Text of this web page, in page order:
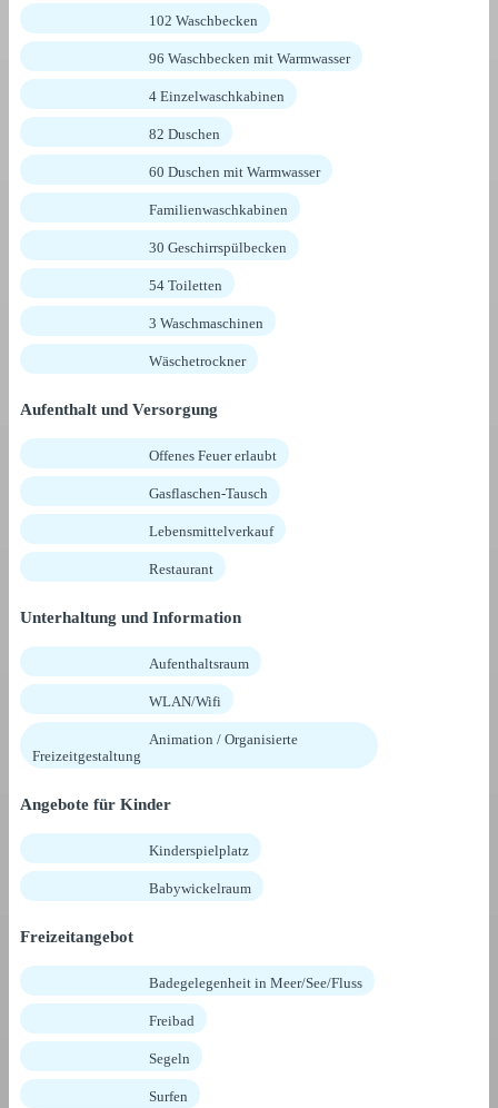
102 Waschbecken
96 Waschbecken mit Warmwasser
4 Einzelwaschkabinen
82 Duschen
60 Duschen mit Warmwasser
Familienwaschkabinen
30 Geschirrspülbecken
54 Toiletten
3 Waschmaschinen
Wäschetrockner
Aufenthalt und Versorgung
Offenes Feuer erlaubt
Gasflaschen-Tausch
Lebensmittelverkauf
Restaurant
Unterhaltung und Information
Aufenthaltsraum
WLAN/Wifi
Animation / Organisierte
Freizeitgestaltung
Angebote für Kinder
Kinderspielplatz
Babywickelraum
Freizeitangebot
Badegelegenheit in Meer/See/Fluss
Freibad
Segeln
Surfen